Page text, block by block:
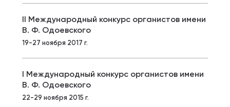
II Международный конкурс органистов имени
В. Ф. Одоевского
19-27 ноября 2017 г.
I Международный конкурс органистов имени
В. Ф. Одоевского
22-29 ноября 2015 г.